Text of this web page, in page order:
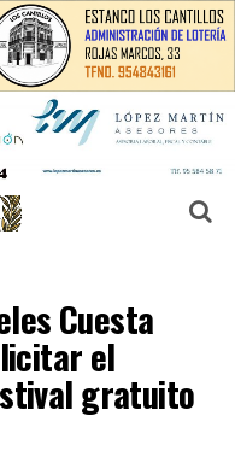
Cuesta
el
gratuito